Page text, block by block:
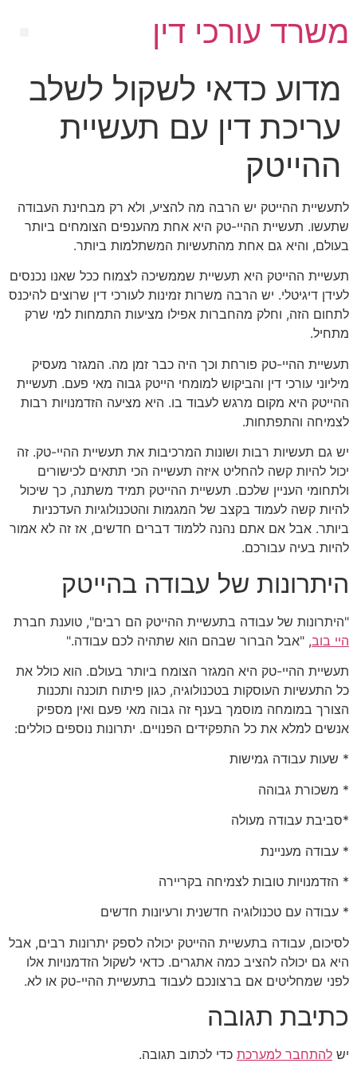
משרד עורכי דין
מדוע כדאי לשקול לשלב
עריכת דין עם תעשיית
ההייטק
לתעשיית ההייטק יש הרבה מה להציע, ולא רק מבחינת העבודה
שתעשו. תעשיית ההיי-טק היא אחת מהענפים הצומחים ביותר
בעולם, והיא גם אחת מהתעשיות המשתלמות ביותר.
תעשיית ההייטק היא תעשיית שממשיכה לצמוח ככל שאנו נכנסים
לעידן דיגיטלי. יש הרבה משרות זמינות לעורכי דין שרוצים להיכנס
לתחום הזה, וחלק מהחברות אפילו מציעות התמחות למי שרק
מתחיל.
תעשיית ההיי-טק פורחת וכך היה כבר זמן מה. המגזר מעסיק
מיליוני עורכי דין והביקוש למומחי הייטק גבוה מאי פעם. תעשיית
ההייטק היא מקום מרגש לעבוד בו. היא מציעה הזדמנויות רבות
לצמיחה והתפתחות.
יש גם תעשיות רבות ושונות המרכיבות את תעשיית ההיי-טק. זה
יכול להיות קשה להחליט איזה תעשייה הכי תתאים לכישורים
ולתחומי העניין שלכם. תעשיית ההייטק תמיד משתנה, כך שיכול
להיות קשה לעמוד בקצב של המגמות והטכנולוגיות העדכניות
ביותר. אבל אם אתם נהנה ללמוד דברים חדשים, אז זה לא אמור
להיות בעיה עבורכם.
היתרונות של עבודה בהייטק
"היתרונות של עבודה בתעשיית ההייטק הם רבים", טוענת חברת
היי בוב, "אבל הברור שבהם הוא שתהיה לכם עבודה."
תעשיית ההיי-טק היא המגזר הצומח ביותר בעולם. הוא כולל את
כל התעשיות העוסקות בטכנולוגיה, כגון פיתוח תוכנה ותכנות
הצורך במומחה מוסמך בענף זה גבוה מאי פעם ואין מספיק
אנשים למלא את כל התפקידים הפנויים. יתרונות נוספים כוללים:
* שעות עבודה גמישות
* משכורת גבוהה
*סביבת עבודה מעולה
* עבודה מעניינת
* הזדמנויות טובות לצמיחה בקריירה
* עבודה עם טכנולוגיה חדשנית ורעיונות חדשים
לסיכום, עבודה בתעשיית ההייטק יכולה לספק יתרונות רבים, אבל
היא גם יכולה להציב כמה אתגרים. כדאי לשקול הזדמנויות אלו
לפני שמחליטים אם ברצונכם לעבוד בתעשיית ההיי-טק או לא.
כתיבת תגובה
יש להתחבר למערכת כדי לכתוב תגובה.